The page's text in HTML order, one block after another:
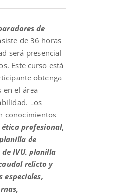
$107.00.
de
de 36 horas
será presencial
Este curso está
obtenga
en el área
Los
conocimientos
ética profesional,
de
IVU, planilla
relicto y
especiales,